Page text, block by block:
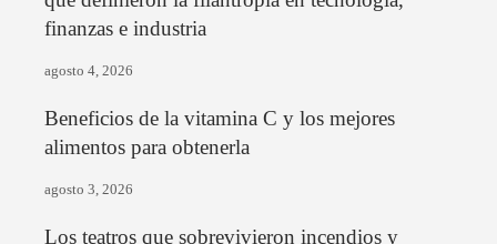
finanzas e industria
agosto 4, 2026
Beneficios de la vitamina C y los mejores
alimentos para obtenerla
agosto 3, 2026
Los teatros que sobrevivieron incendios y